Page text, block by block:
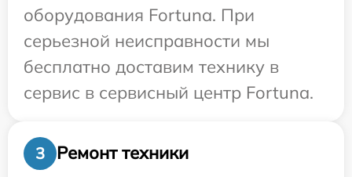
оборудования Fortuna. При
серьезной неисправности мы
бесплатно доставим технику в
сервис в сервисный центр Fortuna.
3
Ремонт техники